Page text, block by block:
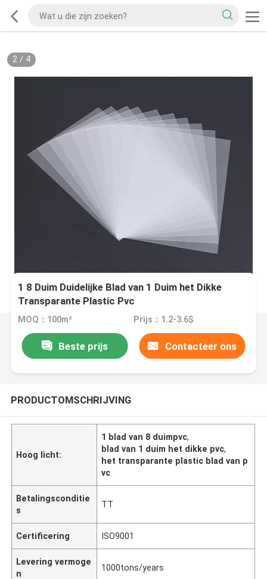
2/ 4
1 8 Duim Duidelijke Blad van 1 Duim het Dikke
Transparante Plastic Pvc
MOQ：100m² Prijs：1.2-3.6$
Beste prijs Contacteer ons
PRODUCTOMSCHRIJVING
Hoog licht:
1 blad van 8 duimpvc,
blad van 1 duim het dikke pvc,
het transparante plastic blad van p
vc
Betalingsconditie
s
TT
Certificering ISO9001
Levering vermoge
n
1000tons/years